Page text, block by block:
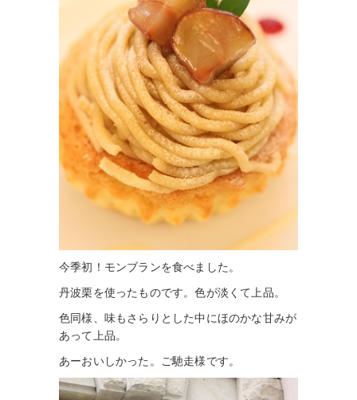
今季初！モンブランを食べました。
丹波栗を使ったものです。色が淡くて上品。
色同様、味もさらりとした中にほのかな甘みが
あって上品。
あーおいしかった。ご馳走様です。